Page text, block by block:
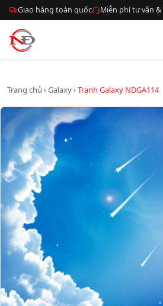
Giao hàng toàn quốc Miễn phí tư vấn
Trang chủ ›Galaxy›Tranh Galaxy NDGA114